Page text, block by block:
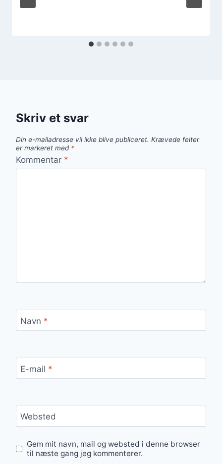
Skriv et svar
Din e-mailadresse vil ikke blive publiceret. Krævede felter
er markeret med *
Kommentar *
Navn *
E-mail *
Websted
Gem mit navn, mail og websted i denne browser
til næste gang jeg kommenterer.